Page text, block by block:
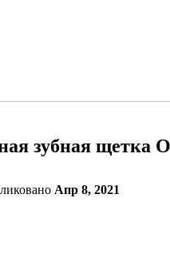
зубная щетка
Апр 8, 2021